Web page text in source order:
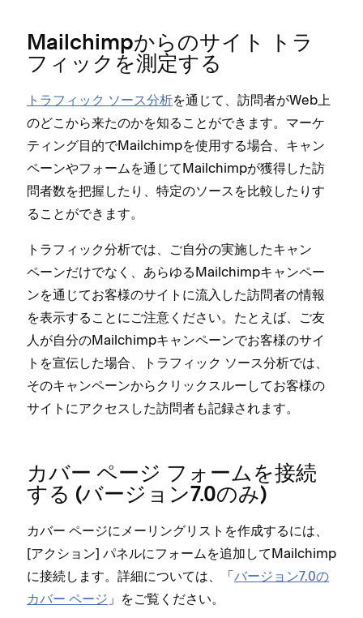
Mailchimpからのサイト トラ
フ⁠ィ⁠ックを測定する
トラフ⁠ィ⁠ック ソ⁠ース分析を通じて⁠、訪問者がWeb上
のどこから来たのかを知ることができます⁠。マ⁠ーケ
テ⁠ィング目的でMailchimpを使用する場合⁠、キ⁠ャン
ペ⁠ーンやフ⁠ォ⁠ームを通じてMailchimpが獲得した訪
問者数を把握したり⁠、特定のソ⁠ースを比較したりす
ることができます⁠。
トラフ⁠ィ⁠ック分析では⁠、ご自分の実施したキ⁠ャン
ペ⁠ーンだけでなく⁠、あらゆるMailchimpキ⁠ャンペ⁠ー
ンを通じてお客様のサイトに流入した訪問者の情報
を表示することにご注意ください⁠。たとえば⁠、ご友
人が自分のMailchimpキ⁠ャンペ⁠ーンでお客様のサイ
トを宣伝した場合⁠、トラフ⁠ィ⁠ック ソ⁠ース分析では⁠、
そのキ⁠ャンペ⁠ーンからクリ⁠ックスル⁠ーしてお客様の
サイトにアクセスした訪問者も記録されます⁠。
カバ⁠ー ペ⁠ージ フ⁠ォ⁠ームを接続
する (⁠バ⁠ージ⁠ョン7⁠.0のみ⁠)
カバ⁠ー ペ⁠ージにメ⁠ーリングリストを作成するには⁠、
[⁠アクシ⁠ョン⁠] パネルにフ⁠ォ⁠ームを追加してMailchimp
に接続します⁠。詳細については⁠、「⁠バ⁠ージ⁠ョン7⁠.0の
カバ⁠ー ペ⁠ージ ⁠」をご覧ください⁠。